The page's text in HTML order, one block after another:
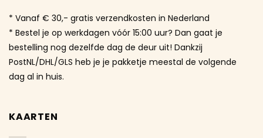
* Vanaf € 30,- gratis verzendkosten in Nederland
* Bestel je op werkdagen vóór 15:00 uur? Dan gaat je
bestelling nog dezelfde dag de deur uit! Dankzij
PostNL/DHL/GLS heb je je pakketje meestal de volgende
dag al in huis.
KAARTEN